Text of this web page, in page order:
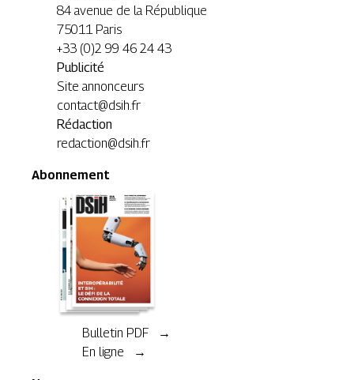
84 avenue de la République
75011 Paris
+33 (0)2 99 46 24 43
Publicité
Site annonceurs
contact@dsih.fr
Rédaction
redaction@dsih.fr
Abonnement
Bulletin PDF →
En ligne →